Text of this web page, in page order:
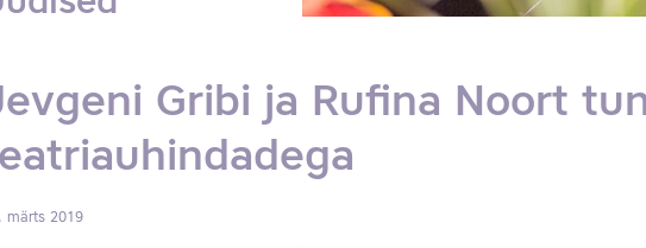
Gribi ja Rufina Noort
märts 2019